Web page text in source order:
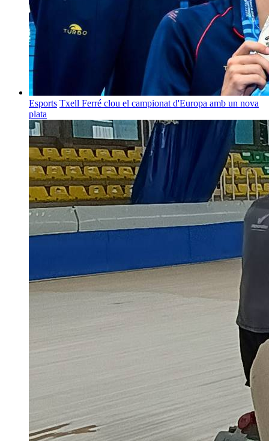
Esports Txell Ferré clou el campionat d'Europa amb un nova
plata